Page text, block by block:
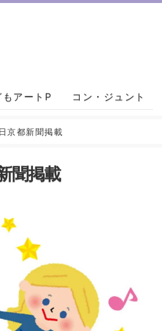
もアートP コン・ジュント
京都新聞掲載
聞掲載